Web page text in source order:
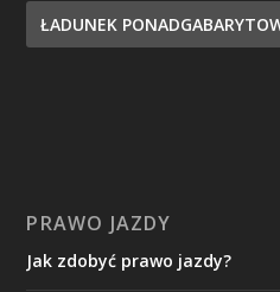
ŁADUNEK
PRAWO JAZDY
Jak zdobyć prawo jazdy?